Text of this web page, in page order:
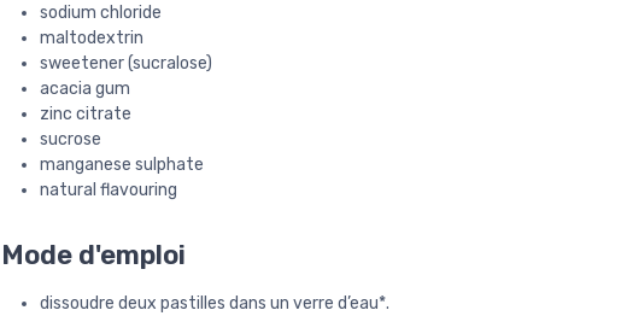
sodium chloride
maltodextrin
sweetener (sucralose)
acacia gum
zinc citrate
sucrose
manganese sulphate
natural flavouring
Mode d'emploi
dissoudre deux pastilles dans un verre d’eau*.